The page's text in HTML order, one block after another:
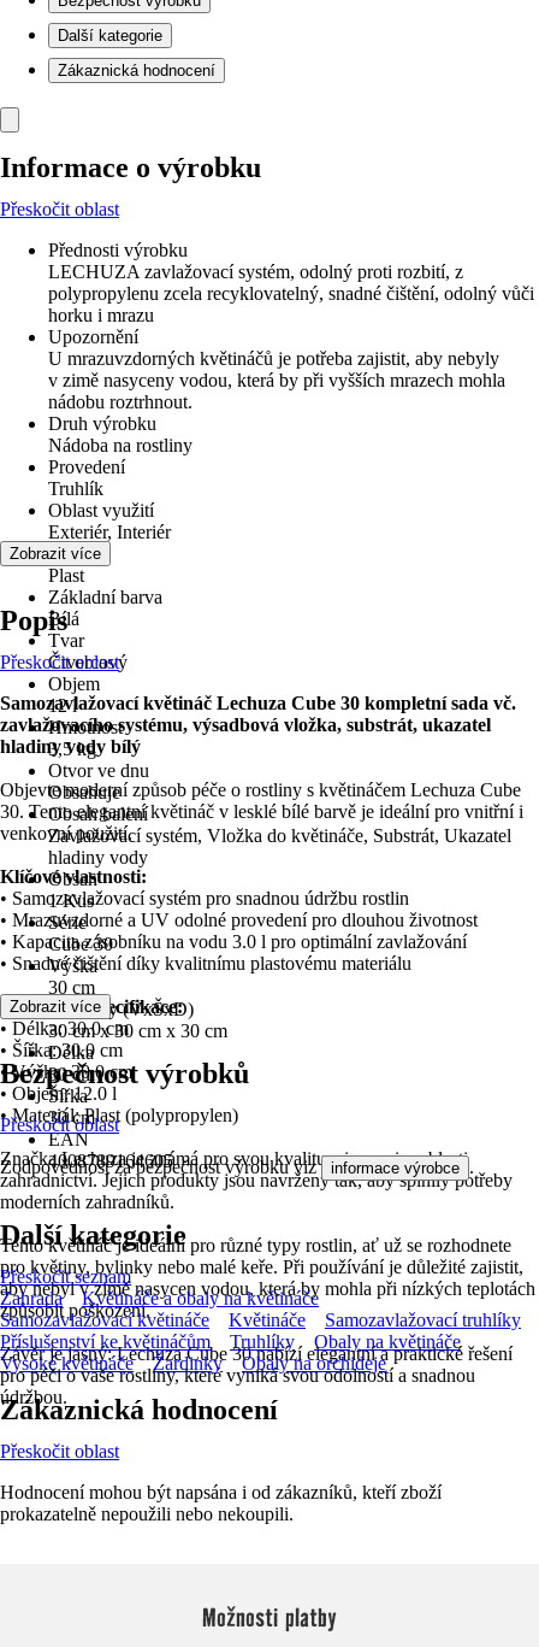
Další kategorie
Zákaznická hodnocení
Informace o výrobku
Přeskočit oblast
Přednosti výrobku
LECHUZA zavlažovací systém, odolný proti rozbití, z
polypropylenu zcela recyklovatelný, snadné čištění, odolný vůči
horku i mrazu
Upozornění
U mrazuvzdorných květináčů je potřeba zajistit, aby nebyly
v zimě nasyceny vodou, která by při vyšších mrazech mohla
nádobu roztrhnout.
Druh výrobku
Nádoba na rostliny
Provedení
Truhlík
Oblast využití
Exteriér, Interiér
Materiál
Plast
Základní barva
Bílá
Tvar
Čtvercový
Objem
12 l
Hmotnost
3,5 kg
Otvor ve dnu
Obsahuje
Obsah balení
Zavlažovací systém, Vložka do květináče, Substrát, Ukazatel
hladiny vody
Obsah
1 Kus
Série
Cube 30
Výška
30 cm
Rozměry (VxŠxD)
30 cm x 30 cm x 30 cm
Délka
30 cm
Šířka
30 cm
EAN
4008789164605
Zobrazit více
Popis
Přeskočit oblast
Samozavlažovací květináč Lechuza Cube 30 kompletní sada vč.
zavlažovacího systému, výsadbová vložka, substrát, ukazatel
hladiny vody bílý
Objevte moderní způsob péče o rostliny s květináčem Lechuza Cube
30. Tento elegantní květináč v lesklé bílé barvě je ideální pro vnitřní i
venkovní použití.
Klíčové vlastnosti:
• Samozavlažovací systém pro snadnou údržbu rostlin
• Mrazuvzdorné a UV odolné provedení pro dlouhou životnost
• Kapacita zásobníku na vodu 3.0 l pro optimální zavlažování
• Snadné čištění díky kvalitnímu plastovému materiálu
Technická specifikace:
• Délka: 30.0 cm
• Šířka: 30.0 cm
• Výška: 30.0 cm
• Objem: 12.0 l
• Materiál: Plast (polypropylen)
Značka Lechuza je známá pro svou kvalitu a inovaci v oblasti
zahradnictví. Jejich produkty jsou navrženy tak, aby splnily potřeby
moderních zahradníků.
Tento květináč je ideální pro různé typy rostlin, ať už se rozhodnete
pro květiny, bylinky nebo malé keře. Při používání je důležité zajistit,
aby nebyl v zimě nasycen vodou, která by mohla při nízkých teplotách
způsobit poškození.
Závěr je jasný: Lechuza Cube 30 nabízí elegantní a praktické řešení
pro péči o vaše rostliny, které vyniká svou odolností a snadnou
údržbou.
Zobrazit více
Bezpečnost výrobků
Přeskočit oblast
Zodpovědnost za bezpečnost výrobku viz informace výrobce .
Další kategorie
Přeskočit seznam
Zahrada
Květináče a obaly na květináče
Samozavlažovací květináče
Květináče
Samozavlažovací truhlíky
Příslušenství ke květináčům
Truhlíky
Obaly na květináče
Vysoké květináče
Žardinky Obaly na orchideje
Zákaznická hodnocení
Přeskočit oblast
Hodnocení mohou být napsána i od zákazníků, kteří zboží
prokazatelně nepoužili nebo nekoupili.
Možnosti platby